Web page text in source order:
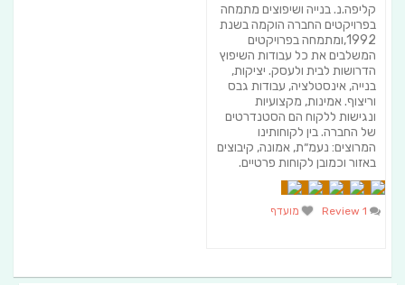
קליפה.נ. בנייה ושיפוצים מתמחה
בפרויקטים החברה הוקמה בשנת
1992,ומתמחה בפרויקטים
המשלבים את כל עבודות השיפוץ
הדרושות לבית ולעסק. יציקות,
בנייה, אינסטלציה, עבודות גבס
וריצוף. אמינות, מקצועיות
ונגישות ללקוח הם הסטנדרטים
של החברה. בין לקוחותינו
המרוצים: נעמ״ת, אמונה, קיבוצים
באזור וכמובן לקוחות פרטיים.
מועדף